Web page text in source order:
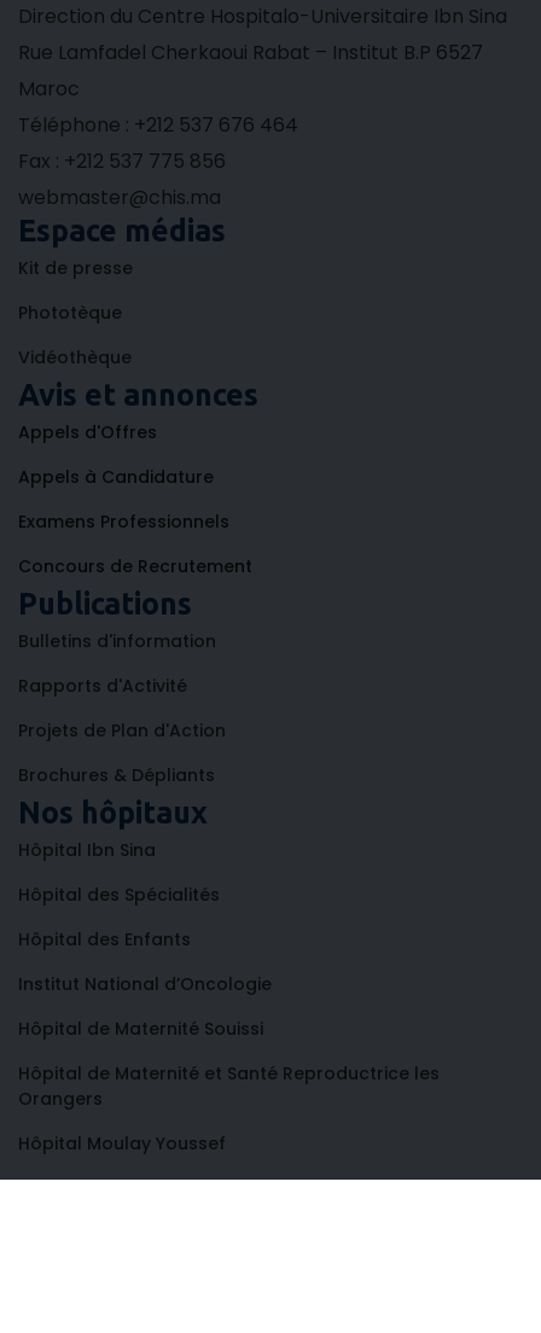
Direction du Centre Hospitalo-Universitaire Ibn Sina
Rue Lamfadel Cherkaoui Rabat – Institut B.P 6527
Maroc
Téléphone : +212 537 676 464
Fax : +212 537 775 856
webmaster@chis.ma
Espace médias
Kit de presse
Phototèque
Vidéothèque
Avis et annonces
Appels d'Offres
Appels à Candidature
Examens Professionnels
Concours de Recrutement
Publications
Bulletins d'information
Rapports d'Activité
Projets de Plan d'Action
Brochures & Dépliants
Nos hôpitaux
Hôpital Ibn Sina
Hôpital des Spécialités
Hôpital des Enfants
Institut National d’Oncologie
Hôpital de Maternité Souissi
Hôpital de Maternité et Santé Reproductrice les
Orangers
Hôpital Moulay Youssef
Centre de Consultations et de Traitements Dentaires